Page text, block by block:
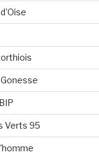
Verts 95